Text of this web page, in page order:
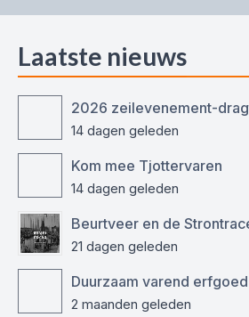
Laatste nieuws
14 dagen geleden
Kom mee Tjottervaren
14 dagen geleden
Beurtveer en de
21 dagen geleden
Duurzaam varend erfgoed
2 maanden geleden